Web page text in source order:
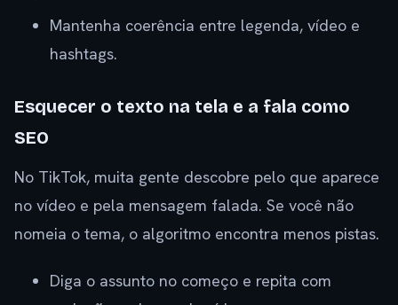
Mantenha coerência entre legenda, vídeo e
hashtags.
Esquecer o texto na tela e a fala como
SEO
No TikTok, muita gente descobre pelo que aparece
no vídeo e pela mensagem falada. Se você não
nomeia o tema, o algoritmo encontra menos pistas.
Diga o assunto no começo e repita com